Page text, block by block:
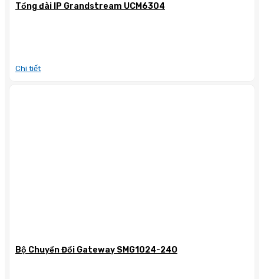
Tổng đài IP Grandstream UCM6304
Chi tiết
Bộ Chuyển Đổi Gateway SMG1024-24O